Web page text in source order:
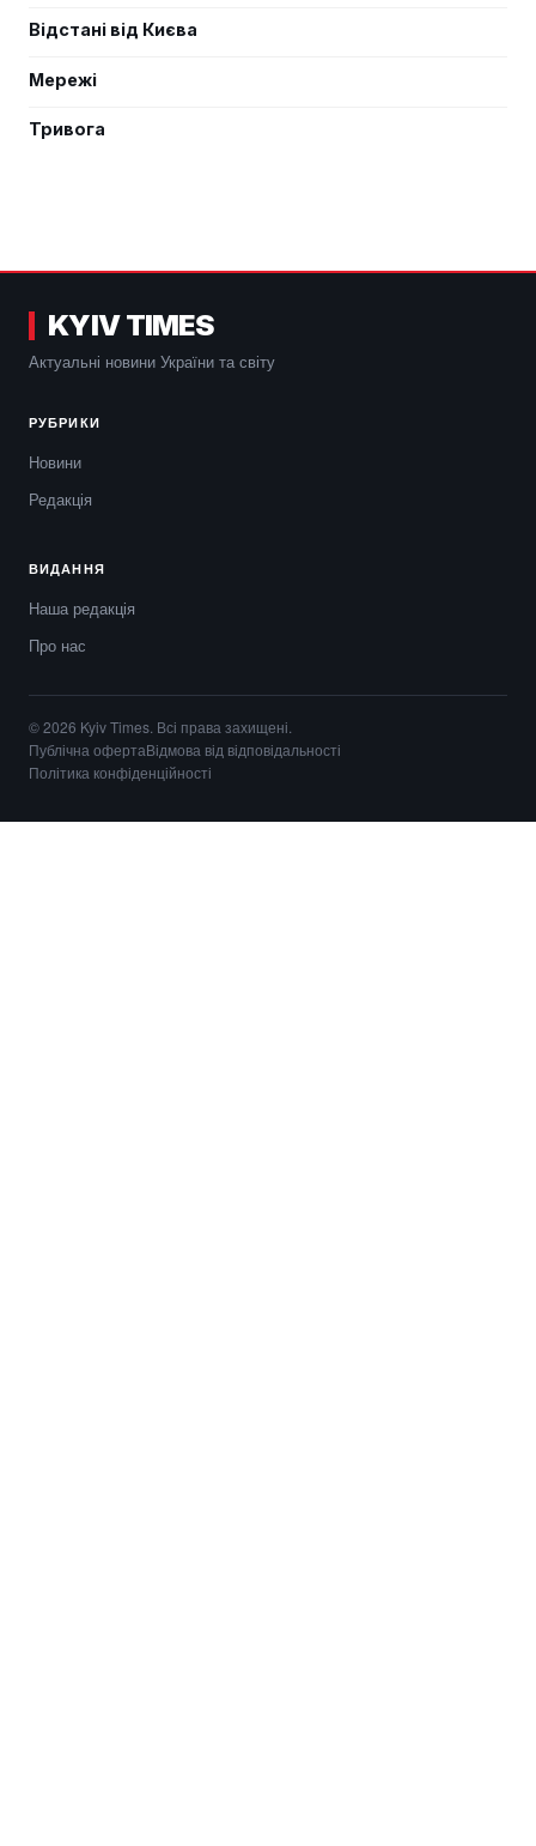
Відстані від Києва
Мережі
Тривога
KYIV TIMES
Актуальні новини України та світу
РУБРИКИ
Новини
Редакція
ВИДАННЯ
Наша редакція
Про нас
© 2026 Kyiv Times. Всі права захищені.
Публічна офертаВідмова від відповідальності
Політика конфіденційності